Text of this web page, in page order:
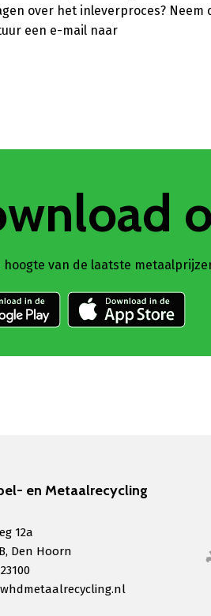
over het inleverproces? Neem
een e-mail naar
hoogte van de laatste
en Metaalrecycling
12a
Den Hoorn